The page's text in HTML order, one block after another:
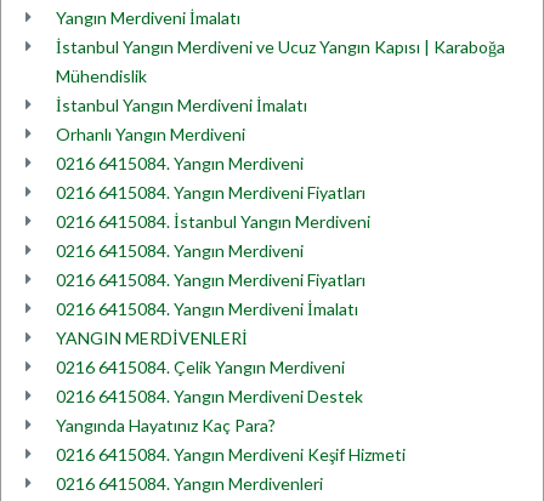
Yangın Merdiveni İmalatı
İstanbul Yangın Merdiveni ve Ucuz Yangın Kapısı | Karaboğa
Mühendislik
İstanbul Yangın Merdiveni İmalatı
Orhanlı Yangın Merdiveni
0216 6415084. Yangın Merdiveni
0216 6415084. Yangın Merdiveni Fiyatları
0216 6415084. İstanbul Yangın Merdiveni
0216 6415084. Yangın Merdiveni
0216 6415084. Yangın Merdiveni Fiyatları
0216 6415084. Yangın Merdiveni İmalatı
YANGIN MERDİVENLERİ
0216 6415084. Çelik Yangın Merdiveni
0216 6415084. Yangın Merdiveni Destek
Yangında Hayatınız Kaç Para?
0216 6415084. Yangın Merdiveni Keşif Hizmeti
0216 6415084. Yangın Merdivenleri